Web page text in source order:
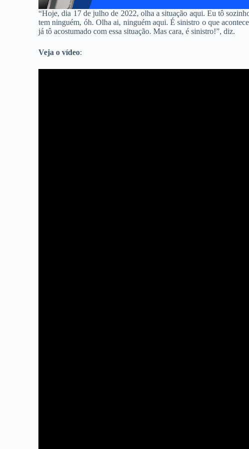
“Hoje, dia 17 de julho de 2022, olha a situação aqui. Eu tô
tem ninguém, óh. Olha ai, ninguém aqui. É sinistro o que
já tô acostumado com essa situação. Mas cara, é sinistro!”, diz.
Veja o vídeo: